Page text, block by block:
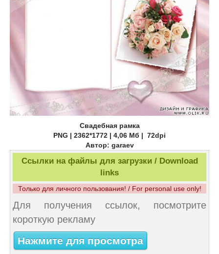
Свадебная рамка
PNG | 2362*1772 | 4,06 Mб | 72dpi
Автор: garaev
Ссылки на файлы для загрузки / Download
links
Только для личного пользования! / For personal use only!
Для получения ссылок, посмотрите
короткую рекламу
Нажмите для просмотра